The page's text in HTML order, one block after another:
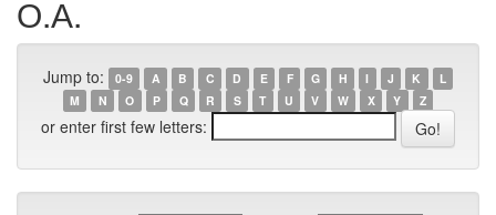
О.А.
Jump to: 0-9 A B C D E F G H I J K
L
M
N O P Q R S T U V W X Y Z
or enter first few letters: